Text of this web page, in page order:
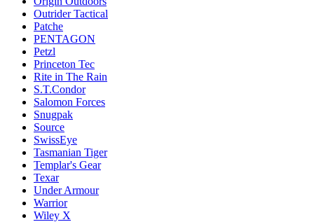
Outrider Tactical
Patche
PENTAGON
Petzl
Princeton Tec
Rite in The Rain
S.T.Condor
Salomon Forces
Snugpak
Source
SwissEye
Tasmanian Tiger
Templar's Gear
Texar
Under Armour
Warrior
Wiley X